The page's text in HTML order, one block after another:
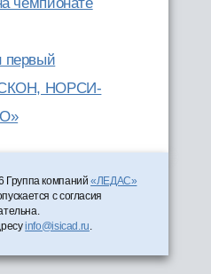
первый
НОРСИ-
Группа компаний«ЛЕДАС»
с согласия
info@isicad.ru.